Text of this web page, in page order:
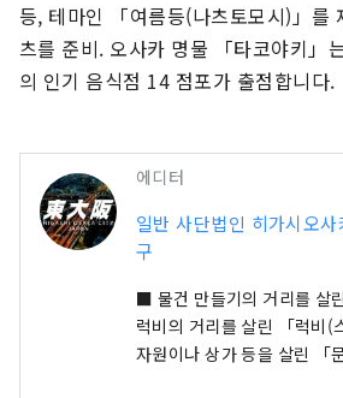
등, 테마인 「여름등(나츠토모시)」를
츠를 준비. 오사카 명물 「타코야키」
의 인기 음식점 14 점포가 출점합니다.
에디터
일반 사단법인 히가시오
구
■ 물건 만들기의 거리를 살
럭비의 거리를 살린 「럭비
자원이나 상가 등을 살린 「